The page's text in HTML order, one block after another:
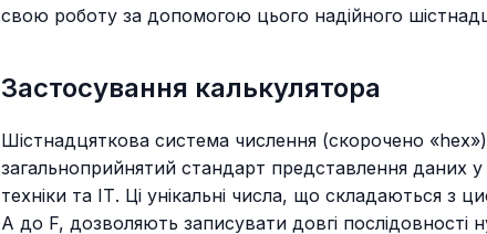
свою роботу за допомогою цього надійного
Застосування калькулятора
Шістнадцяткова система числення (скорочено
загальноприйнятий стандарт представлення даних у
техніки та ІТ. Ці унікальні числа, що складаються з
A до F, дозволяють записувати довгі послідовності